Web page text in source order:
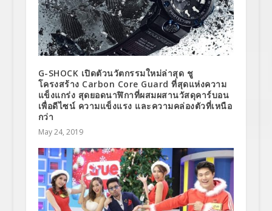
G-SHOCK เปิดตัวนวัตกรรมใหม่ล่าสุด ชู
โครงสร้าง Carbon Core Guard ที่สุดแห่งความ
แข็งแกร่ง สุดยอดนาฬิกาที่ผสมผสานวัสดุคาร์บอน
เพื่อดีไซน์ ความแข็งแรง และความคล่องตัวที่เหนือ
กว่า
May 24, 2019